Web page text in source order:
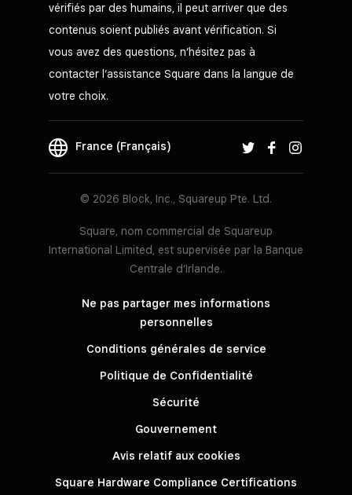
vérifiés par des humains, il peut arriver que des
contenus soient publiés avant vérification. Si
vous avez des questions, n’hésitez pas à
contacter l’assistance Square dans la langue de
votre choix.
France (Français)
© 2026 Block, Inc., Squareup Pte. Ltd.
Square, nom commercial de Squareup
International Limited, est supervisée par la Banque
Centrale d’Irlande.
Ne pas partager mes informations
personnelles
Conditions générales de service
Politique de Confidentialité
Sécurité
Gouvernement
Avis relatif aux cookies
Square Hardware Compliance Certifications